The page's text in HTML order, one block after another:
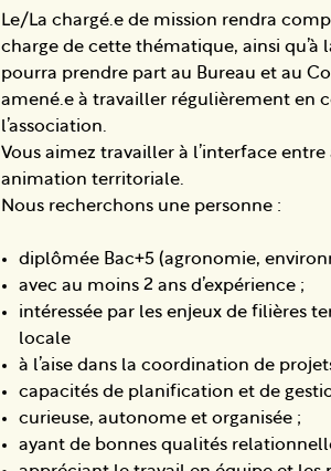
Le/La chargé.e de mission rendra
charge de cette thématique, ainsi qu’à
pourra prendre part au Bureau et au
amené.e à travailler régulièrement en
l’association.
Vous aimez travailler à l’interface
animation territoriale.
Nous recherchons une personne :
diplômée Bac+5 (agronomie,
avec au moins 2 ans d’expérience ;
intéressée par les enjeux de filières
locale
à l’aise dans la coordination de
capacités de planification et de
curieuse, autonome et organisée ;
ayant de bonnes qualités